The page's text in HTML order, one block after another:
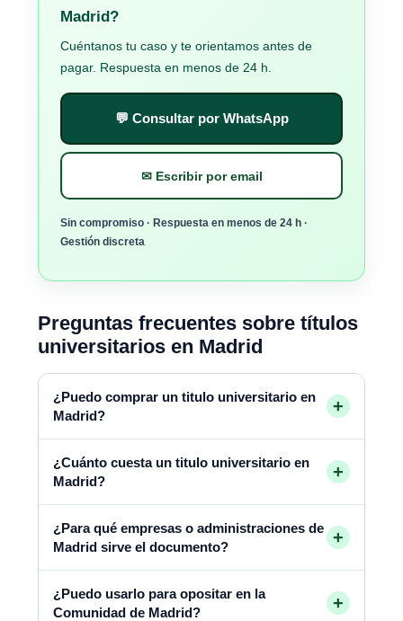
Madrid?
Cuéntanos tu caso y te orientamos antes de
pagar. Respuesta en menos de 24 h.
💬 Consultar por WhatsApp
✉ Escribir por email
Sin compromiso · Respuesta en menos de 24 h ·
Gestión discreta
Preguntas frecuentes sobre títulos
universitarios en Madrid
¿Puedo comprar un titulo universitario en
Madrid?
+
¿Cuánto cuesta un titulo universitario en
Madrid?
+
¿Para qué empresas o administraciones de
Madrid sirve el documento?
+
¿Puedo usarlo para opositar en la
Comunidad de Madrid?
+